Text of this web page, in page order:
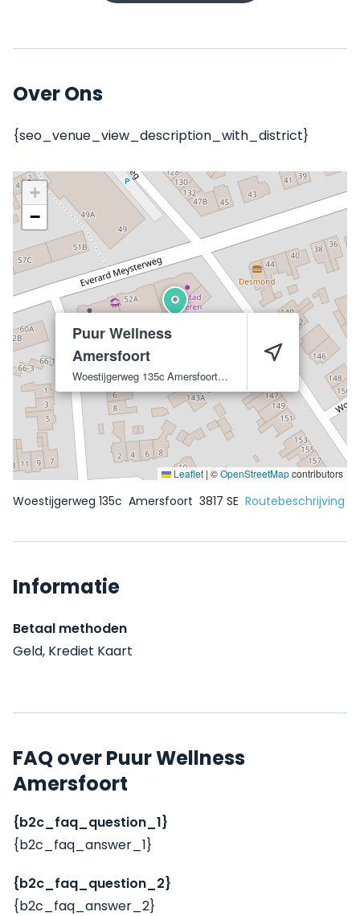
Over Ons
{seo_venue_view_description_with_district}
Puur Wellness
Amersfoort
Woestijgerweg 135c Amersfoort 3817 SE
+
−
Leaflet | ©OpenStreetMapcontributors
Woestijgerweg 135c Amersfoort 3817 SE Routebeschrijving
Informatie
Betaal methoden
Geld, Krediet Kaart
FAQ over Puur Wellness
Amersfoort
{b2c_faq_question_1}
{b2c_faq_answer_1}
{b2c_faq_question_2}
{b2c_faq_answer_2}